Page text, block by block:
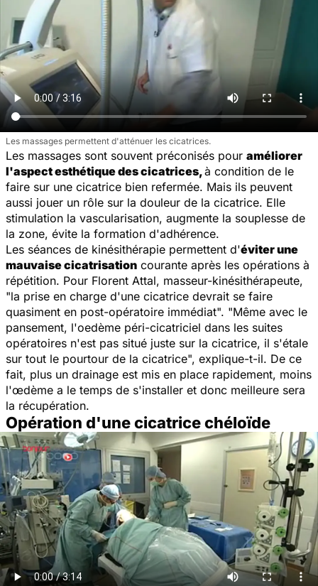
Les massages permettent d'atténuer les cicatrices.
Les massages sont souvent préconisés pour améliorer
l'aspect esthétique des cicatrices,à condition de le
faire sur une cicatrice bien refermée. Mais ils peuvent
aussi jouer un rôle sur la douleur de la cicatrice. Elle
stimulation la vascularisation, augmente la souplesse de
la zone, évite la formation d'adhérence.
Les séances de kinésithérapie permettent d'éviter une
mauvaise cicatrisation courante après les opérations à
répétition. Pour Florent Attal, masseur-kinésithérapeute,
"la prise en charge d'une cicatrice devrait se faire
quasiment en post-opératoire immédiat". "Même avec le
pansement, l'oedème péri-cicatriciel dans les suites
opératoires n'est pas situé juste sur la cicatrice, il s'étale
sur tout le pourtour de la cicatrice", explique-t-il. De ce
fait, plus un drainage est mis en place rapidement, moins
l'œdème a le temps de s'installer et donc meilleure sera
la récupération.
Opération d'une cicatrice chéloïde